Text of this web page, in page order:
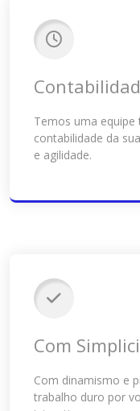
Temos uma
contabilidade da
e agilidade.
Com
Com dinamismo e
trabalho duro por